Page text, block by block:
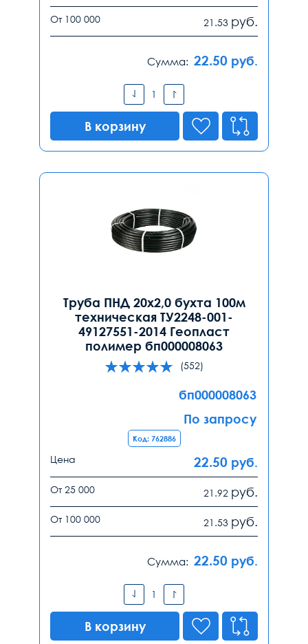
От 100 000 21.53 руб.
Сумма: 22.50 руб.
В корзину
Труба ПНД 20х2,0 бухта 100м
техническая ТУ2248-001-
49127551-2014 Геопласт
полимер бп000008063
(552)
бп000008063
По запросу
Код: 762886
Цена 22.50 руб.
От 25 000 21.92 руб.
От 100 000 21.53 руб.
Сумма: 22.50 руб.
В корзину